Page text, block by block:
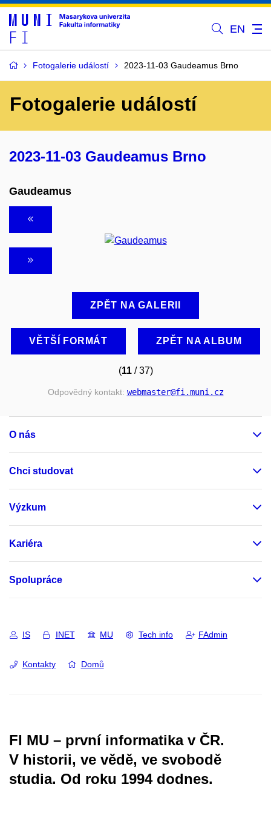
EN
Fotogalerie událostí 2023-11-03 Gaudeamus Brno
Fotogalerie událostí
2023-11-03 Gaudeamus Brno
Gaudeamus
ZPĚT NA GALERII
VĚTŠÍ FORMÁT ZPĚT NA ALBUM
(11/ 37)
Odpovědný kontakt: webmaster@fi.muni.cz
O nás
Chci studovat
Výzkum
Kariéra
Spolupráce
IS INET MU Tech info FAdmin
Kontakty Domů
FI MU – první informatika v ČR.
V historii, ve vědě, ve svobodě
studia. Od roku 1994 dodnes.